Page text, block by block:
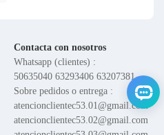
Contacta con nosotros
Whatsapp (clientes) :
50635040 63293406 63207381
Sobre pedidos o entrega :
atencionclientec53.01@gmail.com
atencionclientec53.02@gmail.com